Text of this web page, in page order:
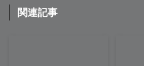
関連記事